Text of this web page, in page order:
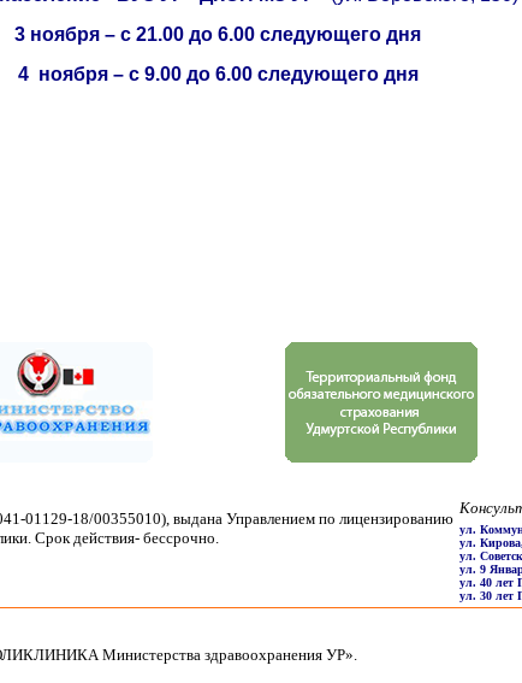
3 ноября – с 21.00 до 6.00 следующего дня
4 ноября – с 9.00 до 6.00следующего дня
01129-18/00355010), выдана Управлением по лицензированию
Срок действия- бессрочно.
ул.
ул.
ул.
ул. 9
ул. 40 лет
ул. 30 лет
Министерства здравоохранения УР».